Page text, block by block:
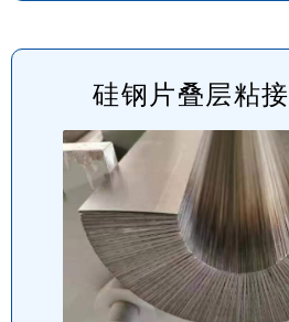
硅钢片叠层粘接